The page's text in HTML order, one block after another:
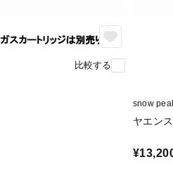
比較する
snow
ヤエン